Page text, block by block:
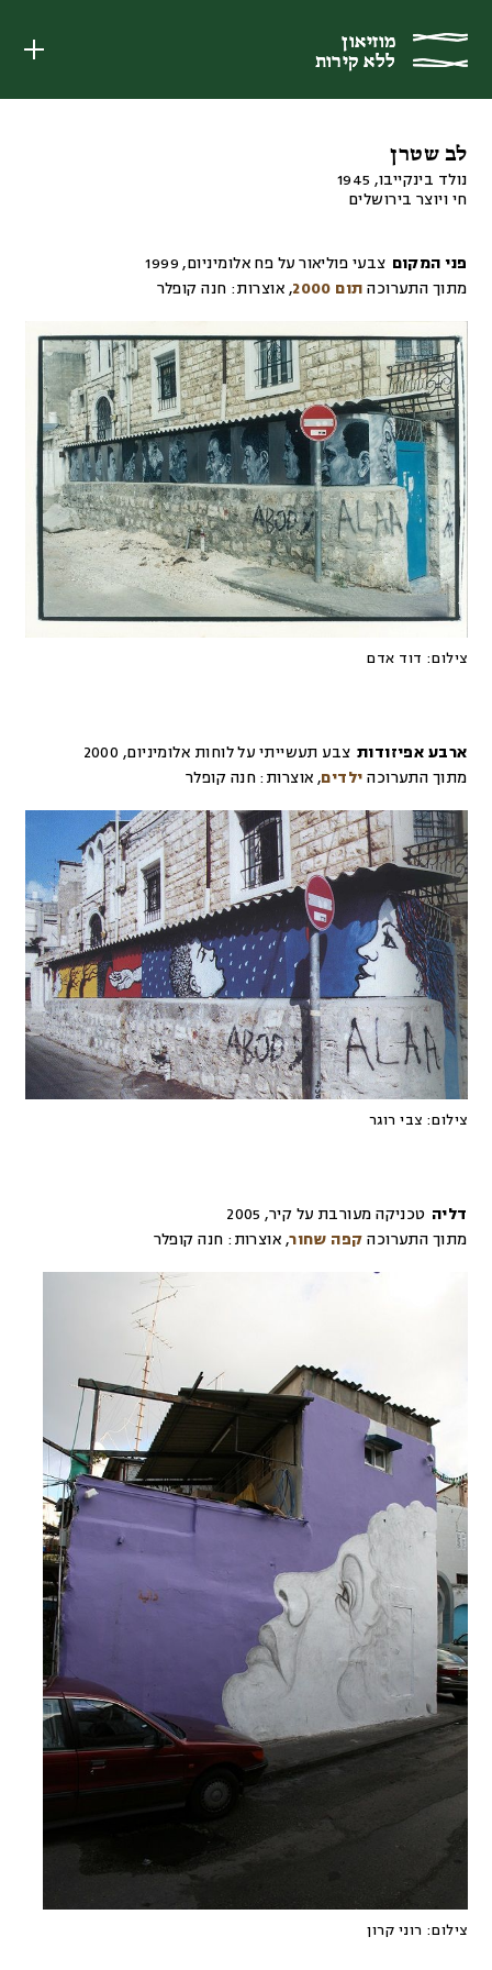
מוזיאון
ללא קירות
מוזיאון
ללא קירות
לב שטרן
נולד בינקייבו, 1945
חי ויוצר בירושלים
פני המקום צבעי פוליאור על פח אלומיניום,
1999
מתוך התערוכה תום 2000 , אוצרות: חנה קופלר
צילום: דוד אדם
ארבע אפיזודות צבע תעשייתי על לוחות אלומיניום,
2000
מתוך התערוכה ילדים, אוצרות: חנה קופלר
צילום: צבי רוגר
דליה טכניקה מעורבת על קיר,
2005
מתוך התערוכה קפה שחור, אוצרות: חנה קופלר
צילום: רוני קרון